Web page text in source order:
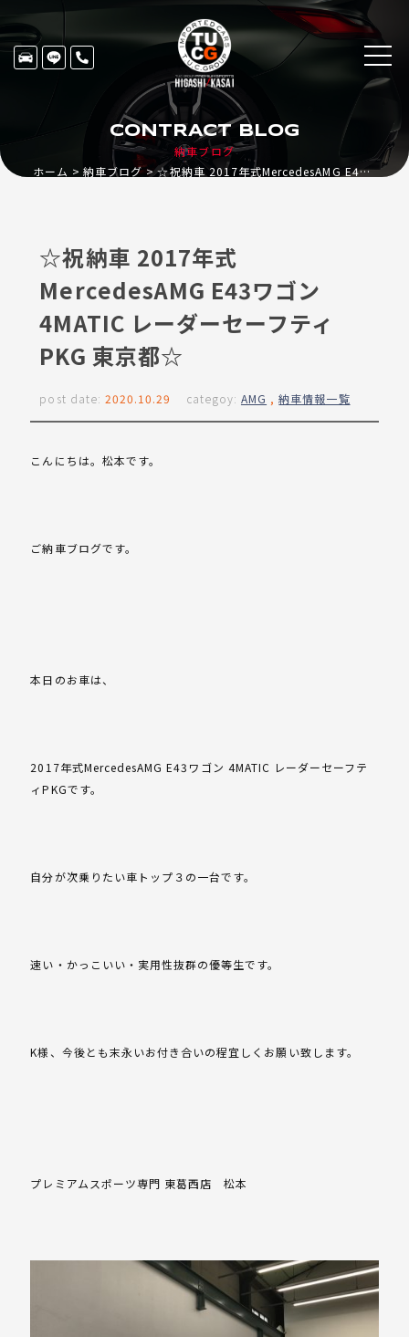
納車ブログ
CONTRACT BLOG
ホーム 納車ブログ ☆祝納車 2017年式MercedesAMG E43ワゴン 4MATIC レーダーセーフティPKG 東京都☆
☆祝納車 2017年式
MercedesAMG E43ワゴン
4MATIC レーダーセーフティ
PKG 東京都☆
post date: 2020.10.29 categoy: AMG ,納車情報一覧
こんにちは。松本です。
ご納車ブログです。
本日のお車は、
2017年式MercedesAMG E43ワゴン 4MATIC レーダーセーフテ
ィPKGです。
自分が次乗りたい車トップ３の一台です。
速い・かっこいい・実用性抜群の優等生です。
K様、今後とも末永いお付き合いの程宜しくお願い致します。
プレミアムスポーツ専門 東葛西店 松本